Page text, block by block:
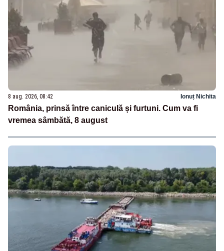
8 aug. 2026, 08:42 Ionuț Nichita
România, prinsă între caniculă și furtuni. Cum va fi
vremea sâmbătă, 8 august